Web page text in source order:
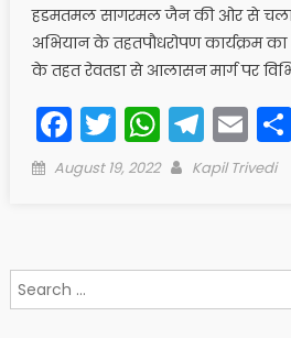
हडमतमल सागरमल जैन की ओर से चलाए
अभियान के तहतपौधरोपण कार्यक्रम
के तहत रेवतडा से आलासन मार्ग पर
Facebook
Twitter
Posted
August 19, 2022 Author
Kapil Trivedi
Search
for: